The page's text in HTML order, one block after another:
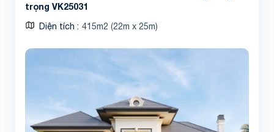
trọng VK25031
Diện tích 415m2 (22m x 25m)